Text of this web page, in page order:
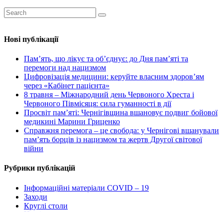
Нові публікації
Пам’ять, що лікує та об’єднує: до Дня пам’яті та
перемоги над нацизмом
Цифровізація медицини: керуйте власним здоров’ям
через «Кабінет пацієнта»
8 травня – Міжнародний день Червоного Хреста і
Червоного Півмісяця: сила гуманності в дії
Просвіт пам’яті: Чернігівщина вшановує подвиг бойової
медикині Марини Гриценко
Справжня перемога – це свобода: у Чернігові вшанували
пам’ять борців із нацизмом та жертв Другої світової
війни
Рубрики публікацій
Інформаційні матеріали COVID – 19
Заходи
Круглі столи